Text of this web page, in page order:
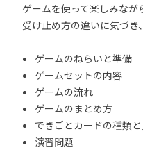
ゲームを使って楽しみな
受け止め方の違いに気づき
ゲームのねらいと準備
ゲームセットの内容
ゲームの流れ
ゲームのまとめ方
できごとカードの種類
演習問題